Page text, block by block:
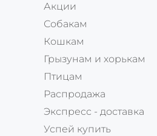
Акции
Собакам
Кошкам
Грызунам и хорькам
Птицам
Распродажа
Экспресс - доставка
Успей купить